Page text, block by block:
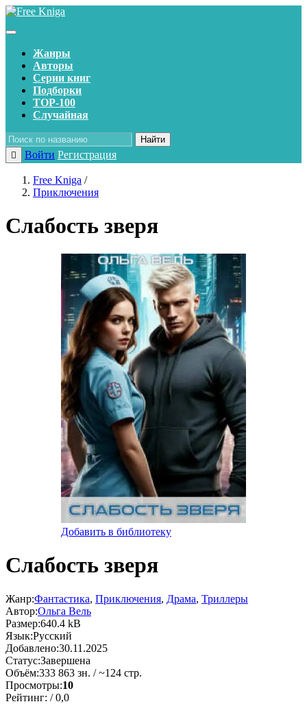
Жанры
Авторы
Серии книг
Подборки
TOP-100
Случайная
Найти
Войти Регистрация
Free Kniga /
Приключения
Слабость зверя
Добавить в библиотеку
Слабость зверя
Жанр:Фантастика, Приключения, Драма, Триллеры
Автор:Ольга Вель
Размер:640.4 kB
Язык:Русский
Добавлено:30.11.2025
Статус:Завершена
Объём:333 863 зн. / ~124 стр.
Просмотры:10
Рейтинг: / 0,0